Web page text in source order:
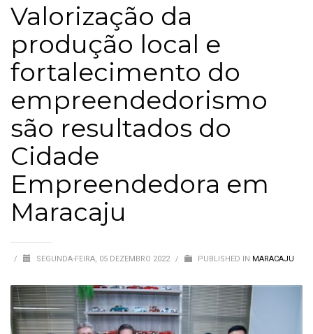
Valorização da
produção local e
fortalecimento do
empreendedorismo
são resultados do
Cidade
Empreendedora em
Maracaju
/ SEGUNDA-FEIRA, 05 DEZEMBRO 2022 / PUBLISHED IN MARACAJU